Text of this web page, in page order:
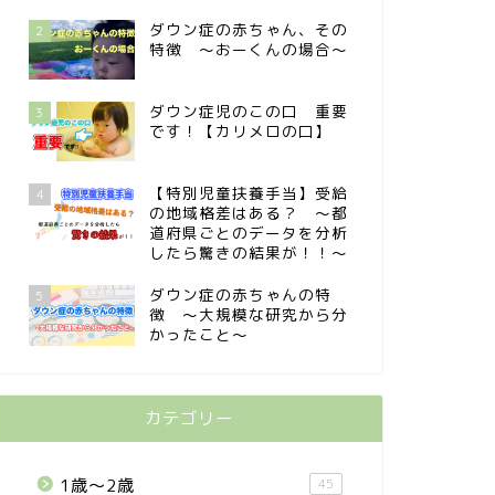
2
ダウン症の赤ちゃん、その
特徴 〜おーくんの場合〜
3
ダウン症児のこの口 重要
です！【カリメロの口】
4
【特別児童扶養手当】受給
の地域格差はある？ 〜都
道府県ごとのデータを分析
したら驚きの結果が！！〜
5
ダウン症の赤ちゃんの特
徴 〜大規模な研究から分
かったこと〜
カテゴリー
1歳〜2歳 45